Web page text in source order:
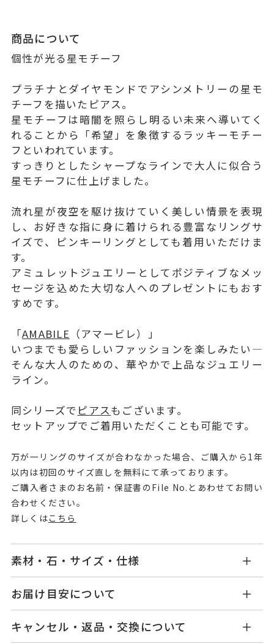
商品について
個性が光る星モチーフ
プラチナとダイヤモンドでアシンメトリーの星モ
チーフを描いたピアス。
星モチーフは暗闇を照らし明るい未来へ導いてく
れることから「希望」を象徴するラッキーモチー
フといわれています。
すっきりとしたシャープなラインで大人に似合う
星モチーフに仕上げました。
流れ星が夜空を駆け抜けていく美しい情景を表現
し、お好きな指に身に着けられる豊富なリングサ
イズで、ピンキーリングとしても着用いただけま
す。
アミュレットジュエリーとしてポジティブなメッ
セージを込めた大切な人へのプレゼントにもおす
すめです。
「AMABILE （アマービレ）」
いつまでも愛らしいファッションを楽しみたい―
そんな大人のための、華やかで上品なジュエリー
ライン。
同シリーズで ピアスもございます。
セットアップでご着用いただくことも可能です。
万が一リングのサイズが合わなかった場合、ご購入から1年
以内は初回のサイズ直しを無料にて承っております。
ご購入者さまのお名前・保証書のFile No.とあわせてお問い
合わせください。
詳しくはこちら
素材・石・サイズ・仕様
品番
OB2517R001WDM5
素材
お届け目安について
せ。
キャンセル・返品・交換について